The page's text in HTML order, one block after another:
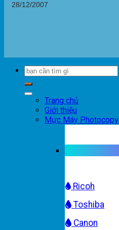
28/12/2007
Trang chủ
Giới thiệu
Mực Máy Photocopy
Ricoh
Toshiba
Canon